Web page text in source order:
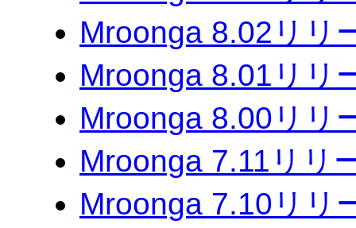
Mroonga 8.02リリ
Mroonga 8.01リリ
Mroonga 8.00リリ
Mroonga 7.11リリ
Mroonga 7.10リリ